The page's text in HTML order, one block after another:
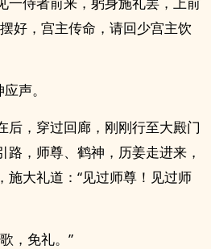
好，宫主传命，请回少宫主饮
声。
后，穿过回廊，刚刚行至大殿门
，师尊、鹤神，历姜走进来，
施大礼道：“见过师尊！见过师
，免礼。”